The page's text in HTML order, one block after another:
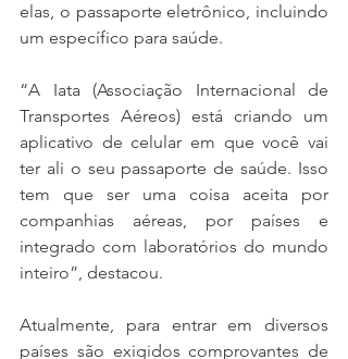
elas, o passaporte eletrônico, incluindo
um específico para saúde.
“A Iata (Associação Internacional de
Transportes Aéreos) está criando um
aplicativo de celular em que você vai
ter ali o seu passaporte de saúde. Isso
tem que ser uma coisa aceita por
companhias aéreas, por países e
integrado com laboratórios do mundo
inteiro”, destacou.
Atualmente, para entrar em diversos
países são exigidos comprovantes de